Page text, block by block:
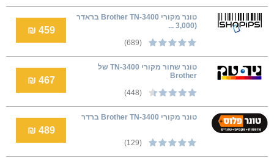
טונר מקורי Brother TN-3400 בראדר
(3,000 ...
(689)
459 ₪
טונר שחור מקורי TN-3400 של
Brother
(448)
467 ₪
טונר מקורי Brother TN-3400 ברדר
(129)
489 ₪